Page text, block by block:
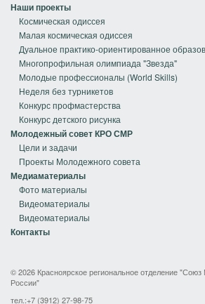
Наши проекты
Космическая одиссея
Малая космическая одиссея
Дуальное практико-ориентированное
Многопрофильная олимпиада "Звезда"
Молодые профессионалы (World Skills)
Неделя без турникетов
Конкурс профмастерства
Конкурс детского рисунка
Молодежный совет КРО СМР
Цели и задачи
Проекты Молодежного совета
Медиаматериалы
Фото материалы
Видеоматериалы
Видеоматериалы
Контакты
© 2026 Красноярское региональное отделение
России"
тел.:+7 (3912) 27-98-75